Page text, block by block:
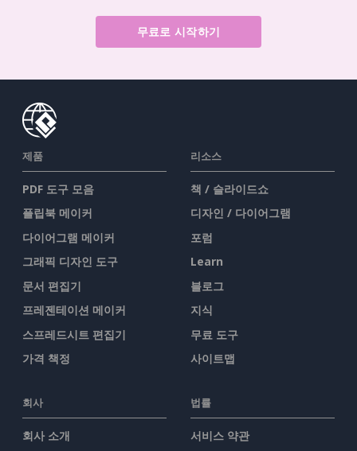
무료로 시작하기
제품
PDF 도구 모음
플립북 메이커
다이어그램 메이커
그래픽 디자인 도구
문서 편집기
프레젠테이션 메이커
스프레드시트 편집기
가격 책정
리소스
책 / 슬라이드쇼
디자인 / 다이어그램
포럼
Learn
블로그
지식
무료 도구
사이트맵
회사
회사 소개
법률
서비스 약관